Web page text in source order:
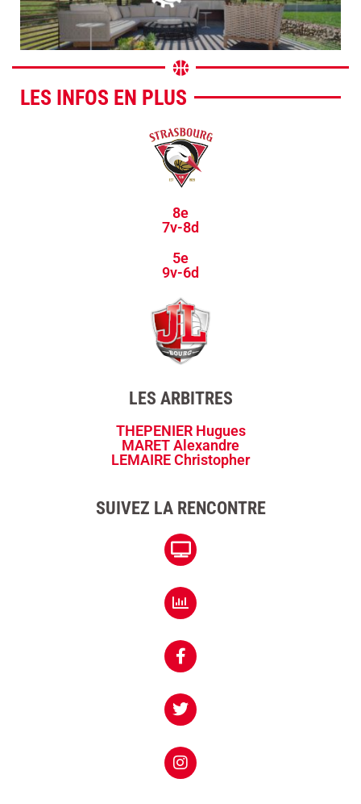
LES INFOS EN PLUS
8e
7v-8d
5e
9v-6d
LES ARBITRES
THEPENIER Hugues
MARET Alexandre
LEMAIRE Christopher
SUIVEZ LA RENCONTRE